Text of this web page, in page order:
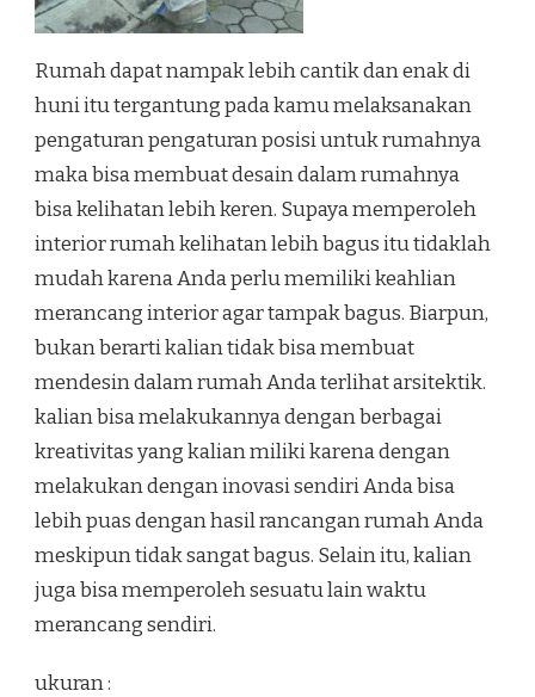
Rumah dapat nampak lebih cantik dan enak di
huni itu tergantung pada kamu melaksanakan
pengaturan pengaturan posisi untuk rumahnya
maka bisa membuat desain dalam rumahnya
bisa kelihatan lebih keren. Supaya memperoleh
interior rumah kelihatan lebih bagus itu tidaklah
mudah karena Anda perlu memiliki keahlian
merancang interior agar tampak bagus. Biarpun,
bukan berarti kalian tidak bisa membuat
mendesin dalam rumah Anda terlihat arsitektik.
kalian bisa melakukannya dengan berbagai
kreativitas yang kalian miliki karena dengan
melakukan dengan inovasi sendiri Anda bisa
lebih puas dengan hasil rancangan rumah Anda
meskipun tidak sangat bagus. Selain itu, kalian
juga bisa memperoleh sesuatu lain waktu
merancang sendiri.
ukuran :